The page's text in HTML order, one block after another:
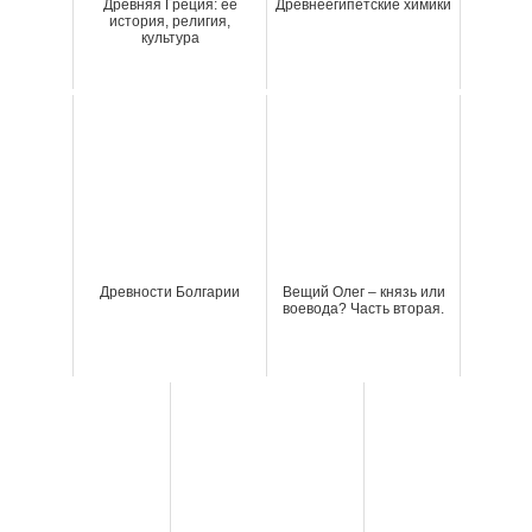
Древняя Греция: ее
история, религия,
культура
Древнеегипетские химики
Древности Болгарии
Вещий Олег – князь или
воевода? Часть вторая.